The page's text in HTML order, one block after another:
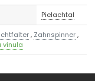
Pielachtal
, Zahnspinner,
vinula